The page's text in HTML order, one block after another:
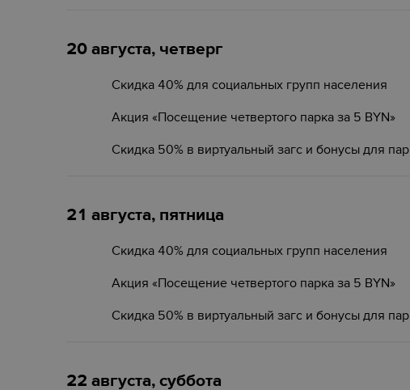
20 августа, четверг
Скидка 40% для социальных групп населения
Акция «Посещение четвертого парка за 5 BYN»
Скидка 50% в виртуальный загс и бонусы для пар
21 августа, пятница
Скидка 40% для социальных групп населения
Акция «Посещение четвертого парка за 5 BYN»
Скидка 50% в виртуальный загс и бонусы для пар
22 августа, суббота